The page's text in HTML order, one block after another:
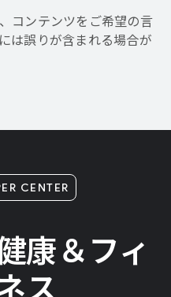
コンテンツをご希望の言
は誤りが含まれる場合が
CENTER
康＆フィ
ス